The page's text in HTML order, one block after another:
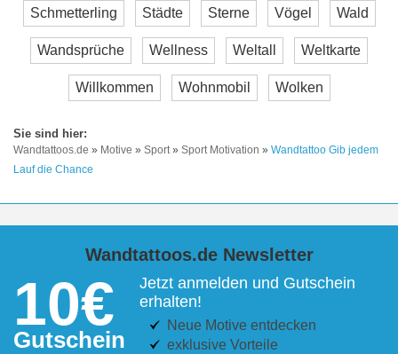
Schmetterling Städte Sterne Vögel Wald
Wandsprüche Wellness Weltall Weltkarte
Willkommen Wohnmobil Wolken
Wandtattoos.de » Motive » Sport » Sport Motivation » Wandtattoo Gib jedem
Lauf die Chance
Wandtattoos.de Newsletter
10€
Gutschein
Jetzt anmelden und Gutschein
erhalten!
Neue Motive entdecken
exklusive Vorteile